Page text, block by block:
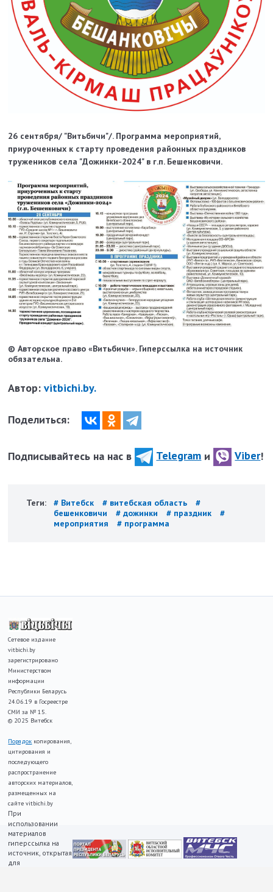
26 сентября/ "Витьбичи"/. Программа мероприятий,
приуроченных к старту проведения районных праздников
тружеников села "Дожинки-2024" в г.п. Бешенковичи.
© Авторское право «Витьбичи». Гиперссылка на источник
обязательна.
Автор:vitbichi.by.
Поделиться:
Подписывайтесь на нас в Telegram и Viber!
Теги: # Витебск # витебская область
#
бешенковичи
# дожинки # праздник
#
мероприятия
# программа
Сетевое издание
vitbichi.by
зарегистрировано
Министерством
информации
Республики Беларусь
24.06.19 в Госреестре
СМИ за № 15.
© 2025 Витебск
Порядок копирования,
цитирования и
последующего
распространение
авторских материалов,
размещенных на
сайте vitbichi.by
При
использовании
материалов
гиперссылка на
источник, открытая
для